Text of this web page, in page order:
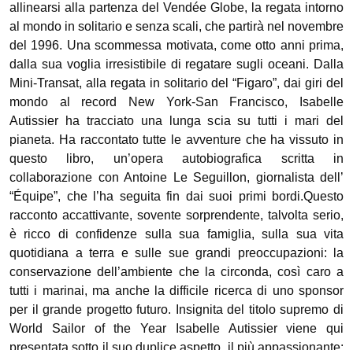
allinearsi alla partenza del Vendée Globe, la regata intorno
al mondo in solitario e senza scali, che partirà nel novembre
del 1996. Una scommessa motivata, come otto anni prima,
dalla sua voglia irresistibile di regatare sugli oceani. Dalla
Mini-Transat, alla regata in solitario del “Figaro”, dai giri del
mondo al record New York-San Francisco, Isabelle
Autissier ha tracciato una lunga scia su tutti i mari del
pianeta. Ha raccontato tutte le avventure che ha vissuto in
questo libro, un’opera autobiografica scritta in
collaborazione con Antoine Le Seguillon, giornalista dell’
“Équipe”, che l’ha seguita fin dai suoi primi bordi.Questo
racconto accattivante, sovente sorprendente, talvolta serio,
è ricco di confidenze sulla sua famiglia, sulla sua vita
quotidiana a terra e sulle sue grandi preoccupazioni: la
conservazione dell’ambiente che la circonda, così caro a
tutti i marinai, ma anche la difficile ricerca di uno sponsor
per il grande progetto futuro. Insignita del titolo supremo di
World Sailor of the Year Isabelle Autissier viene qui